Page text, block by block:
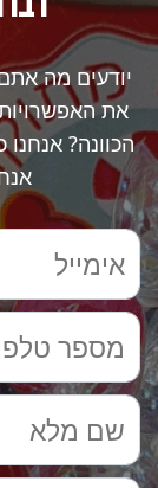
יודעים מה
את
הכוונה?